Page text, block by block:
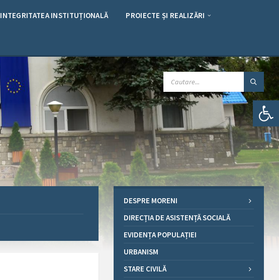
Deschide bara de unelte
INTEGRITATEA INSTITUȚIONALĂ PROIECTE ȘI REALIZĂRI
CAUTARE:
DESPRE MORENI
DIRECȚIA DE ASISTENȚĂ SOCIALĂ
EVIDENȚA POPULAȚIEI
URBANISM
STARE CIVILĂ